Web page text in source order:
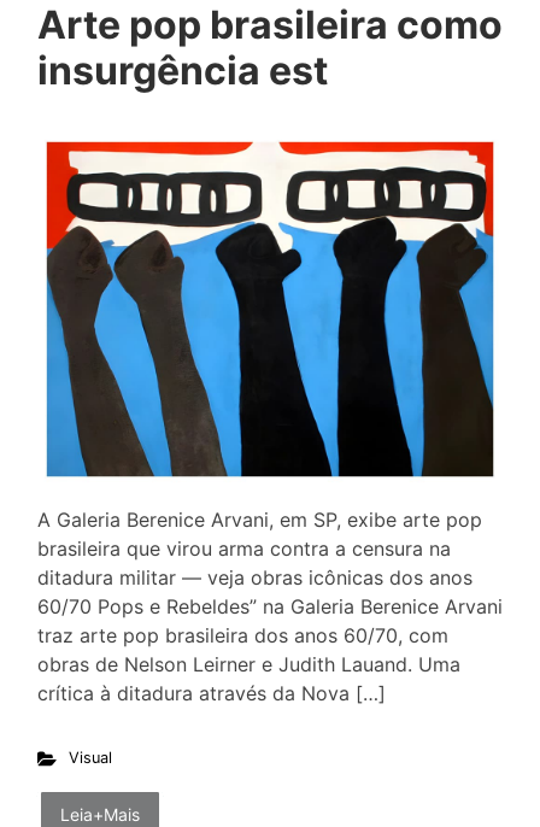
Arte pop brasileira como
insurgência est
A Galeria Berenice Arvani, em SP, exibe arte pop
brasileira que virou arma contra a censura na
ditadura militar — veja obras icônicas dos anos
60/70 Pops e Rebeldes” na Galeria Berenice Arvani
traz arte pop brasileira dos anos 60/70, com
obras de Nelson Leirner e Judith Lauand. Uma
crítica à ditadura através da Nova […]
Visual
Leia+Mais